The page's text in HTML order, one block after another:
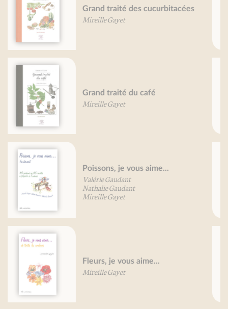
Petit traité du yaourt
Mireille Gayet
Légumes des terroirs
François Besancenot
Daniel Vuillon
Légumes oubliés, je vous aime...
Béatrice Vigot-Lagandré
Pommes de terre, je vous aime ...
Daniel Pierre